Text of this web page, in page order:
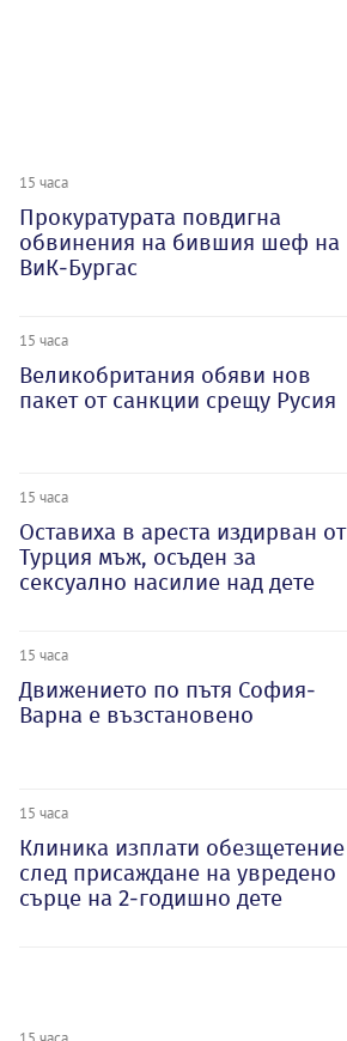
15 часа
Прокуратурата повдигна
обвинения на бившия шеф на
ВиК-Бургас
15 часа
Великобритания обяви нов
пакет от санкции срещу Русия
15 часа
Оставиха в ареста издирван от
Турция мъж, осъден за
сексуално насилие над дете
15 часа
Движението по пътя София-
Варна е възстановено
15 часа
Клиника изплати обезщетение
след присаждане на увредено
сърце на 2-годишно дете
15 часа